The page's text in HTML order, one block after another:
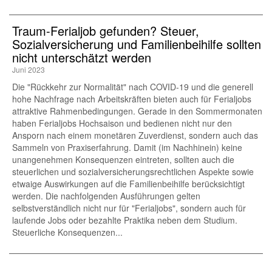
Traum-Ferialjob gefunden? Steuer,
Sozialversicherung und Familienbeihilfe sollten
nicht unterschätzt werden
Juni 2023
Die "Rückkehr zur Normalität" nach COVID-19 und die generell
hohe Nachfrage nach Arbeitskräften bieten auch für Ferialjobs
attraktive Rahmenbedingungen. Gerade in den Sommermonaten
haben Ferialjobs Hochsaison und bedienen nicht nur den
Ansporn nach einem monetären Zuverdienst, sondern auch das
Sammeln von Praxiserfahrung. Damit (im Nachhinein) keine
unangenehmen Konsequenzen eintreten, sollten auch die
steuerlichen und sozialversicherungsrechtlichen Aspekte sowie
etwaige Auswirkungen auf die Familienbeihilfe berücksichtigt
werden. Die nachfolgenden Ausführungen gelten
selbstverständlich nicht nur für "Ferialjobs", sondern auch für
laufende Jobs oder bezahlte Praktika neben dem Studium.
Steuerliche Konsequenzen...